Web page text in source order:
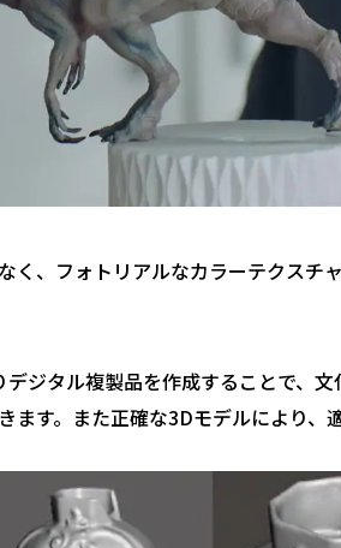
く、フォトリアルなカラーテクスチ
ジタル複製品を作成することで、
す。また正確な3Dモデルにより、